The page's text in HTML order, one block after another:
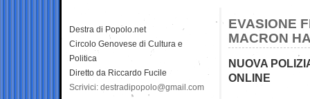
EVASIONE
MACRON
NUOVA
ONLINE
Destra di Popolo.net
Circolo Genovese di Cultura e
Politica
Diretto da Riccardo Fucile
Scrivici: destradipopolo@gmail.com